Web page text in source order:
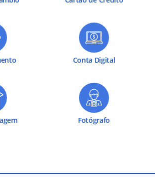
Conta Digital
Fotógrafo